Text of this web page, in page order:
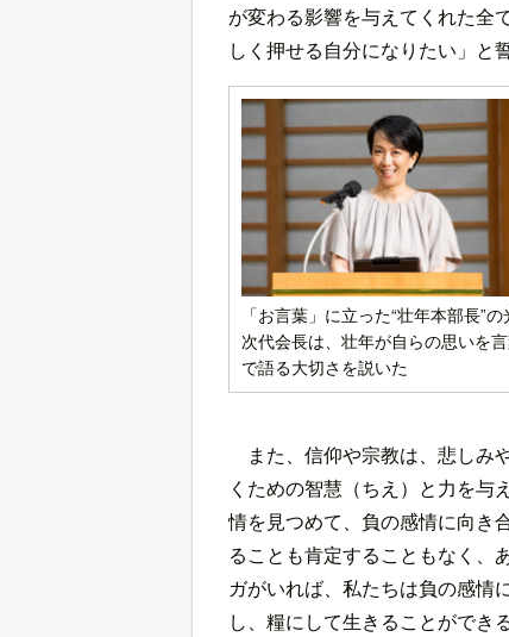
が変わる影響を与えてくれた全
しく押せる自分になりたい」と
「お言葉」に立った“壮年本部長”
次代会長は、壮年が自らの思いを
で語る大切さを説いた
また、信仰や宗教は、悲しみ
くための智慧（ちえ）と力を与
情を見つめて、負の感情に向き
ることも肯定することもなく、
ガがいれば、私たちは負の感情
し、糧にして生きることができ